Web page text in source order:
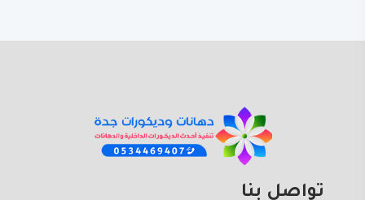
تواصل بنا